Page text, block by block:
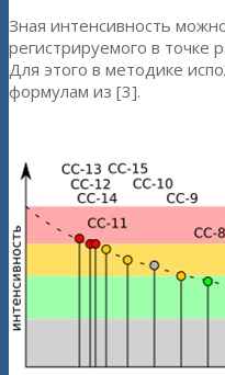
Зная интенсивность
регистрируемого в точке
Для этого в методике
формулам из [3].